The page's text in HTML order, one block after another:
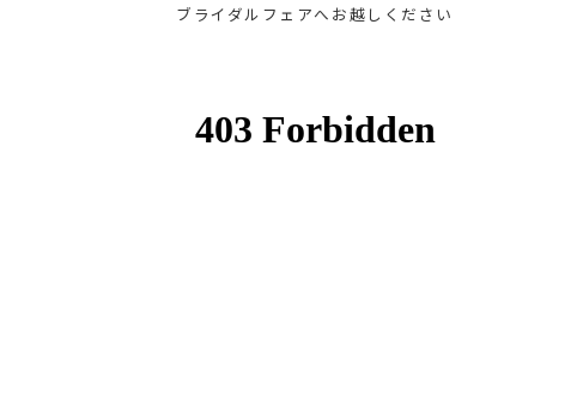
ブライダルフェアへお越しください